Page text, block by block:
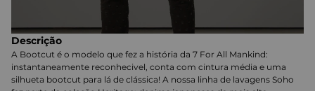
Descrição
A Bootcut é o modelo que fez a história da 7 For All Mankind:
instantaneamente reconhecivel, conta com cintura média e uma
silhueta bootcut para lá de clássica! A nossa linha de lavagens Soho